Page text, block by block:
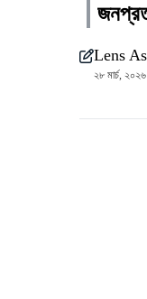
Lens
২৮ মার্চ,